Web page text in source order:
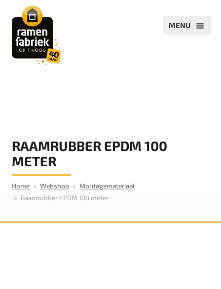
RAAMRUBBER EPDM 100
METER
Home Webshop
Montagemateriaal
Raamrubber EPDM 100 meter